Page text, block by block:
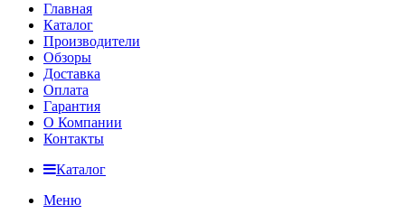
Главная
Каталог
Производители
Обзоры
Доставка
Оплата
Гарантия
О Компании
Контакты
Каталог
Меню